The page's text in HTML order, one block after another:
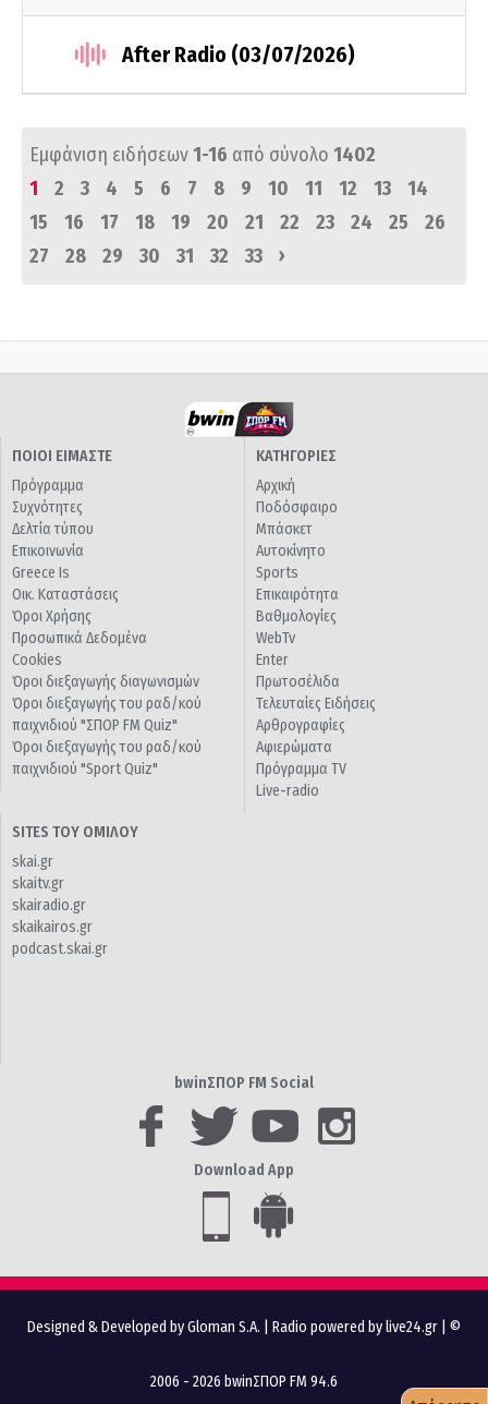
After Radio (03/07/2026)
Εμφάνιση ειδήσεων1-16 από σύνολο 1402
1
2 3 4 5 6 7 8 9 10 11 12 13
14
15
16 17 18 19 20 21 22 23 24 25
26
27
28 29 30 31 32 33 ›
ΠΟΙΟΙ ΕΙΜΑΣΤΕ
Πρόγραμμα
Συχνότητες
Δελτία τύπου
Επικοινωνία
Greece Is
Οικ. Καταστάσεις
Όροι Χρήσης
Προσωπικά Δεδομένα
Cookies
Όροι διεξαγωγής διαγωνισμών
Όροι διεξαγωγής του ραδ/κού
παιχνιδιού "ΣΠΟΡ FM Quiz"
Όροι διεξαγωγής του ραδ/κού
παιχνιδιού "Sport Quiz"
ΚΑΤΗΓΟΡΙΕΣ
Αρχική
Ποδόσφαιρο
Μπάσκετ
Αυτοκίνητο
Sports
Επικαιρότητα
Βαθμολογίες
WebTv
Enter
Πρωτοσέλιδα
Τελευταίες Ειδήσεις
Αρθρογραφίες
Αφιερώματα
Πρόγραμμα TV
Live-radio
SITES ΤΟΥ ΟΜΙΛΟΥ
skai.gr
skaitv.gr
skairadio.gr
skaikairos.gr
podcast.skai.gr
bwinΣΠΟΡ FM Social
Download App
Designed & Developed by Gloman S.A. Radio powered by live24.gr | ©
2006 - 2026 bwinΣΠΟΡ FM 94.6